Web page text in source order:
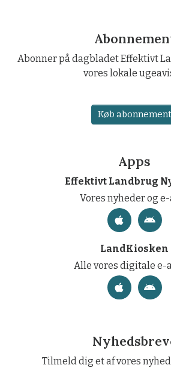
Abonner på dagbladet Effektivt
vores lokale
Køb abonnement
Apps
Effektivt Landbrug
Vores nyheder og e-
LandKiosken
Alle vores digitale e-
Tilmeld dig et af vores